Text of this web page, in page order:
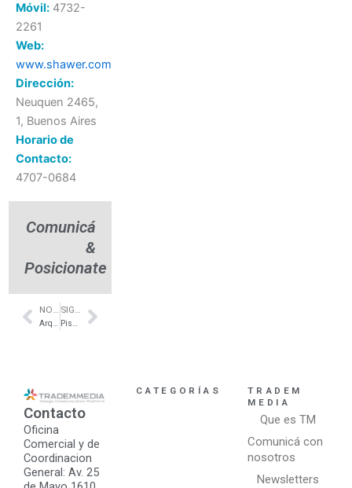
Móvil: 4732-
2261
Web:
www.shawer.com
Dirección:
Neuquen 2465,
1, Buenos Aires
Horario de
Contacto:
4707-0684
Comunicá
&
Posicionate
Prev
NOTA ANTERIOR SIGUIENTE NOTA Next
Contacto
Oficina
Comercial y de
Coordinacion
General: Av. 25
CATEGORÍAS
TRADEM
MEDIA
Que es TM
Comunicá con
nosotros
Newsletters